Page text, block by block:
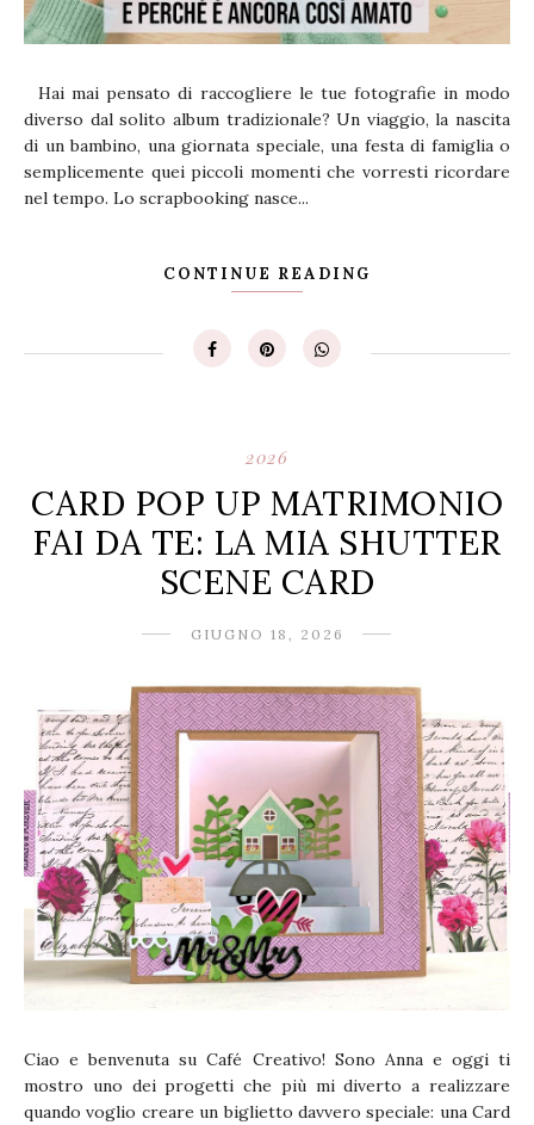
Hai mai pensato di raccogliere le tue fotografie in modo
diverso dal solito album tradizionale? Un viaggio, la nascita
di un bambino, una giornata speciale, una festa di famiglia o
semplicemente quei piccoli momenti che vorresti ricordare
nel tempo. Lo scrapbooking nasce...
CONTINUE READING
2026
CARD POP UP MATRIMONIO
FAI DA TE: LA MIA SHUTTER
SCENE CARD
GIUGNO 18, 2026
Ciao e benvenuta su Café Creativo! Sono Anna e oggi ti
mostro uno dei progetti che più mi diverto a realizzare
quando voglio creare un biglietto davvero speciale: una Card